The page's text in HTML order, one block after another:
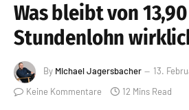
Was bleibt von
Stundenlohn
By Michael Jagersbacher
13.
Keine Kommentare
12 Mins Read